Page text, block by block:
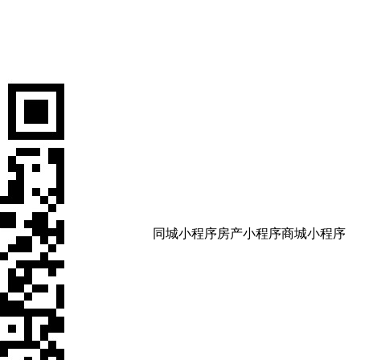
同城小程序房产小程序商城小程序